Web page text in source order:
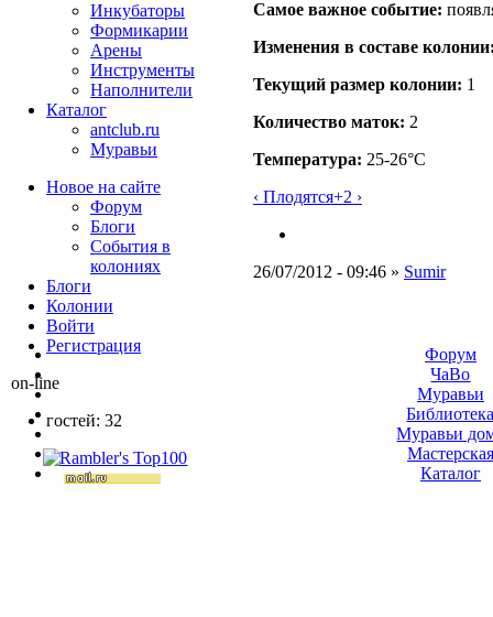
Самое важное событие:
Изменения в составе
Текущий размер кoлонии: 1
Количество маток: 2
Температура: 25-26°C
‹ Плодятся+2 ›
26/07/2012 - 09:46 » Sumir
Инкубаторы
Формикарии
Арены
Инструменты
Наполнители
Каталог
antclub.ru
Муравьи
Новое на сайте
Форум
Блоги
События в
колониях
Блоги
Колонии
Войти
Peгиcтpaция
on-line
гостей: 32
Форум
ЧаВо
Муравьи
Муравьи
Мастерская
Каталог